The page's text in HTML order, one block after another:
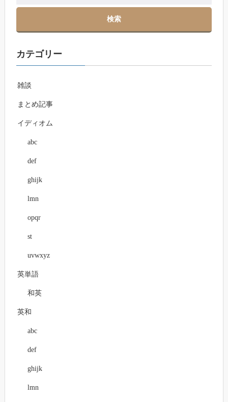
カテゴリー
雑談
まとめ記事
イディオム
abc
def
ghijk
lmn
opqr
st
uvwxyz
英単語
和英
英和
abc
def
ghijk
lmn